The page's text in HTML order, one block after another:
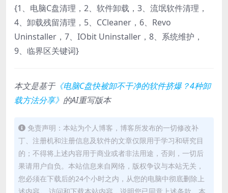
{1、电脑C盘清理，2、软件卸载，3、流氓软件清理，
4、卸载残留清理，5、CCleaner，6、Revo
Uninstaller，7、IObit Uninstaller，8、系统维护，
9、临界区关键词}
本文是基于《电脑C盘快被卸不干净的软件挤爆？4种卸
载方法分享》 的AI重写版本
免责声明：本站为个人博客，博客所发布的一切修改补
丁、注册机和注册信息及软件的文章仅限用于学习和研究目
的；不得将上述内容用于商业或者非法用途，否则，一切后
果请用户自负。本站信息来自网络，版权争议与本站无关，
您必须在下载后的24个小时之内，从您的电脑中彻底删除上
述内容。 访问和下载本站内容，说明您已同意上述条款。本